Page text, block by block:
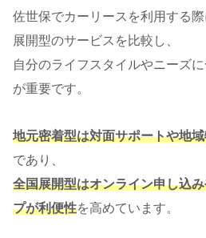
佐世保でカーリースを利用する
展開型のサービスを比較し、
自分のライフスタイルやニーズ
が重要です。
地元密着型は対面サポートや地
であり、
全国展開型はオンライン申し込
プが利便性を高めています。